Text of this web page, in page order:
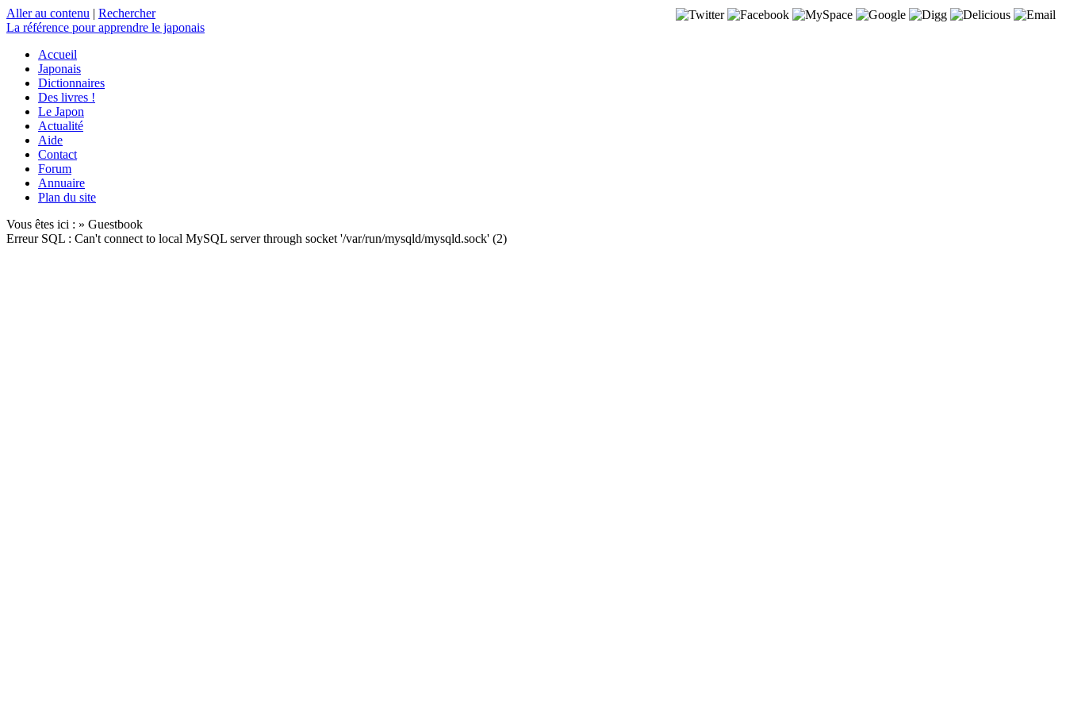
Aller au contenu | Rechercher
La référence pour apprendre le japonais
Accueil
Japonais
Dictionnaires
Des livres !
Le Japon
Actualité
Aide
Contact
Forum
Annuaire
Plan du site
Vous êtes ici : » Guestbook
Erreur SQL : Can't connect to local MySQL server through socket '/var/run/mysqld/mysqld.sock' (2)